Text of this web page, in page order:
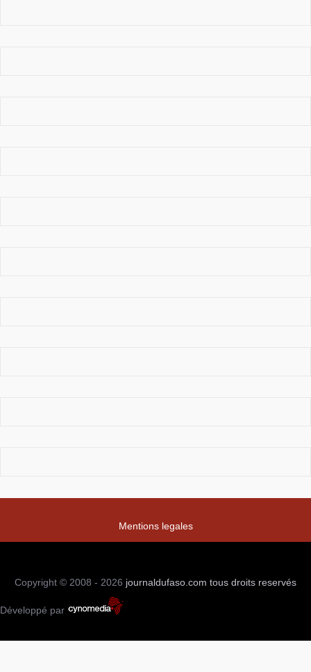
Mentions legales
Copyright © 2008 - 2026 journaldufaso.com tous droits reservés
Développé par